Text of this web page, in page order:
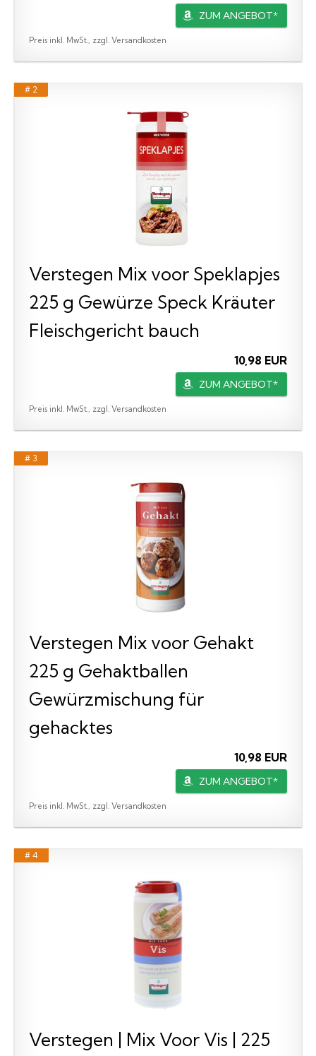
ZUM ANGEBOT*
Preis inkl. MwSt., zzgl. Versandkosten
# 2
Verstegen Mix voor Speklapjes
225 g Gewürze Speck Kräuter
Fleischgericht bauch
10,98 EUR
ZUM ANGEBOT*
Preis inkl. MwSt., zzgl. Versandkosten
# 3
Verstegen Mix voor Gehakt
225 g Gehaktballen
Gewürzmischung für
gehacktes
10,98 EUR
ZUM ANGEBOT*
Preis inkl. MwSt., zzgl. Versandkosten
# 4
Verstegen | Mix Voor Vis | 225